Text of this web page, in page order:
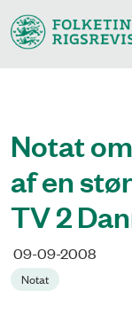
Notat
af en
TV 2
09-09-2008
Notat